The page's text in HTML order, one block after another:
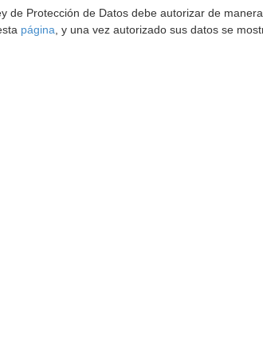
de Protección de Datos debe autorizar de
página , y una vez autorizado sus datos se